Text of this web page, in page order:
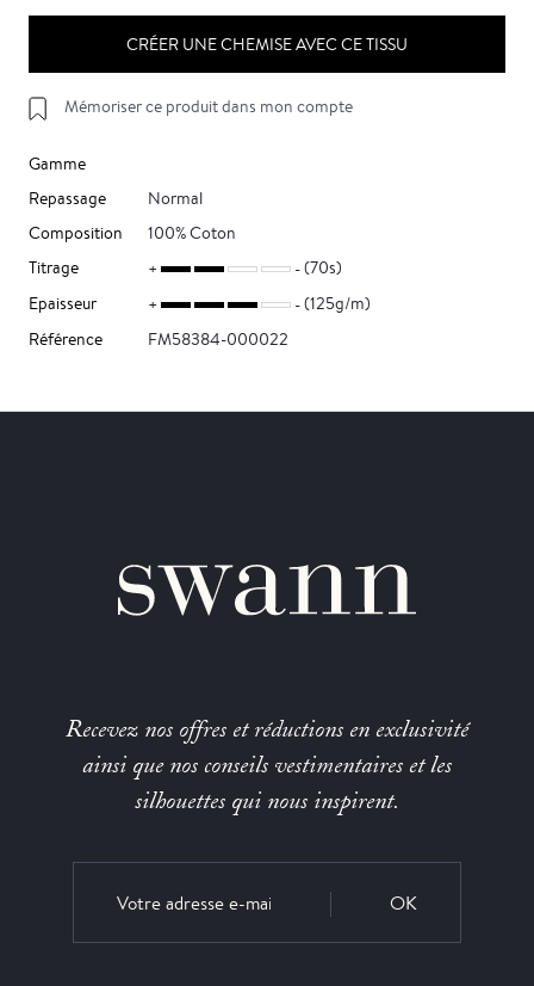
CRÉER UNE CHEMISE AVEC CE TISSU
Mémoriser ce produit dans mon compte
Gamme
Repassage
Normal
Composition
100% Coton
Titrage
(70s)
Epaisseur
(125g/m)
Référence
FM58384-000022
Recevez nos offres et réductions en exclusivité
ainsi que nos conseils vestimentaires et les
silhouettes qui nous inspirent.
OK